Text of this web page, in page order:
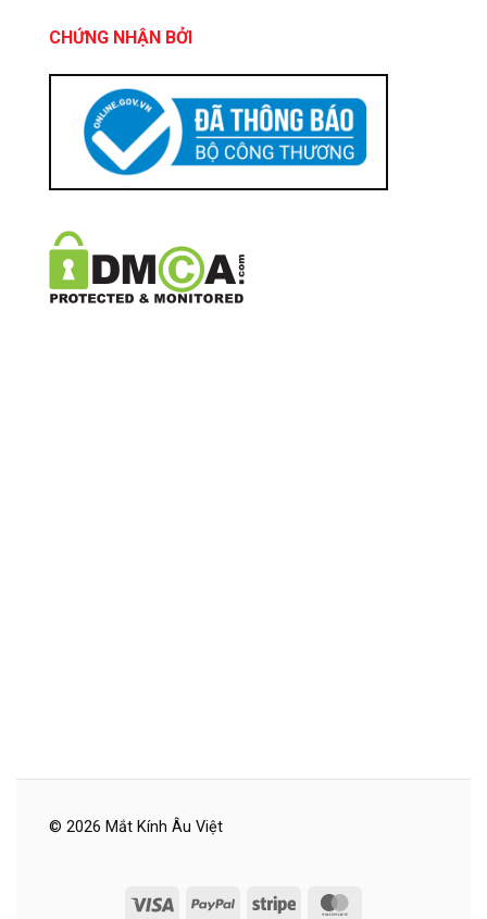
CHỨNG NHẬN BỞI
© 2026 Mắt Kính Âu Việt
Visa PayPal Stripe